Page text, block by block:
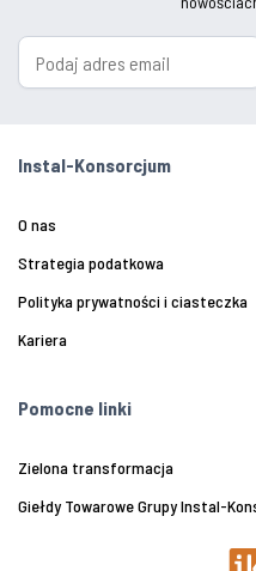
Instal-Konsorcjum
O nas
Strategia podatkowa
Polityka prywatności i ciasteczka
Kariera
Pomocne linki
Zielona transformacja
Giełdy Towarowe Grupy Instal-